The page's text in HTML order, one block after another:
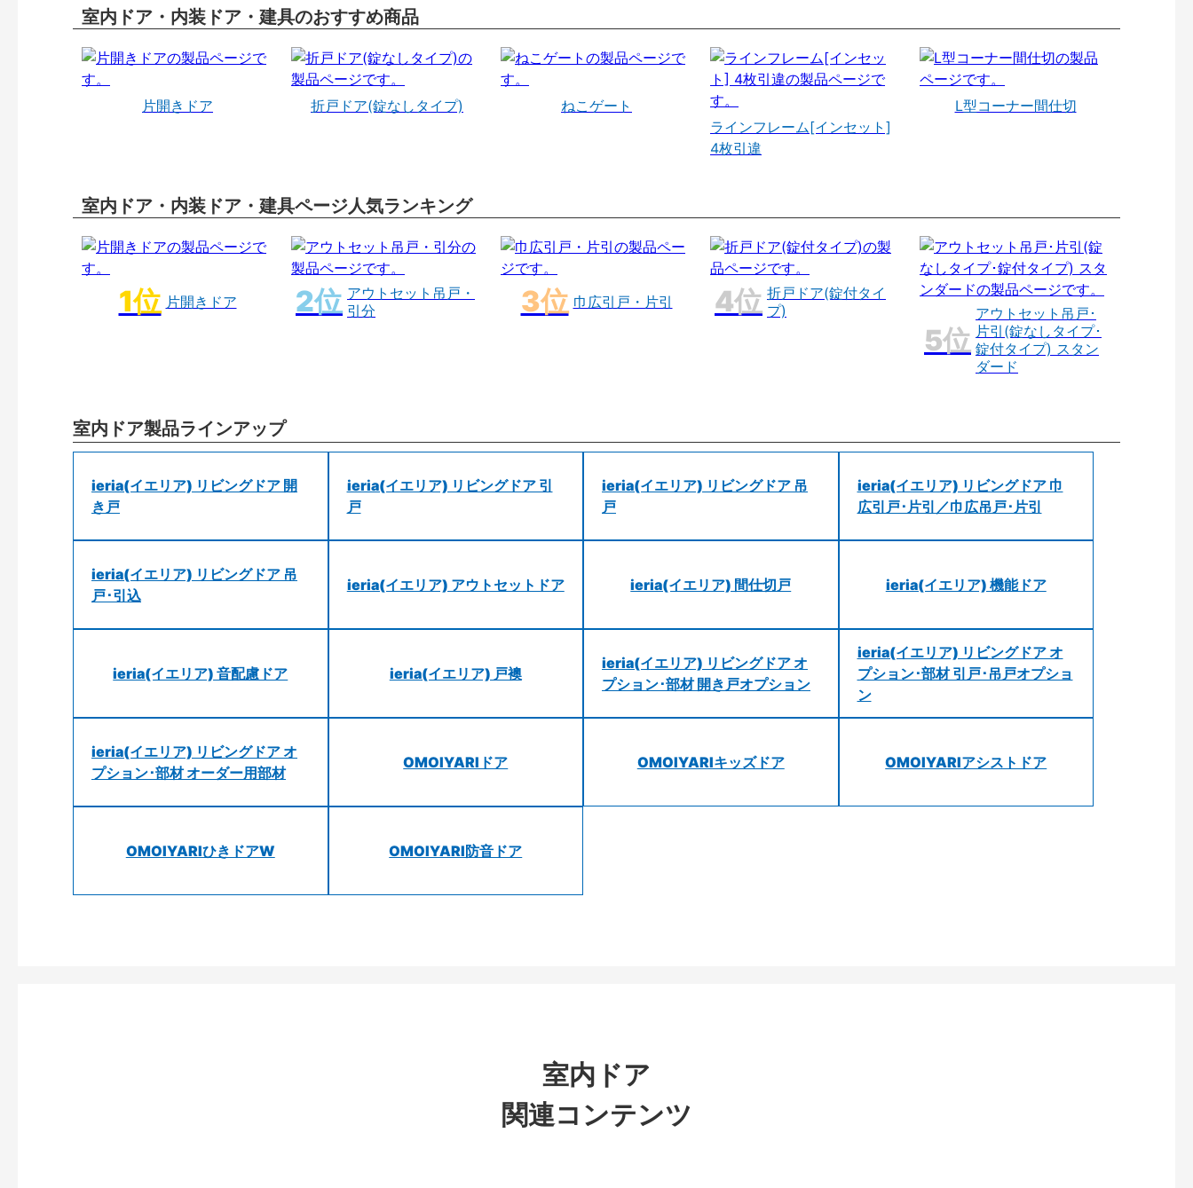
室内ドア・内装ドア・建具のおすすめ商品
片開きドア 折戸ドア(錠なしタイプ)
ねこゲート
ラインフレーム[インセット]
4枚引違
L型コーナー間仕切
室内ドア・内装ドア・建具ページ人気ランキング
片開きドア
アウトセット吊戸・
引分
巾広引戸・片引
折戸ドア(錠付タイ
プ)
アウトセット吊戸･
片引(錠なしタイプ･
錠付タイプ) スタン
ダード
室内ドア製品ラインアップ
ieria(イエリア) リビングドア 開
き戸
ieria(イエリア) リビングドア 引
戸
ieria(イエリア) リビングドア 吊
戸
ieria(イエリア) リビングドア 巾
広引戸･片引／巾広吊戸･片引
ieria(イエリア) リビングドア 吊
戸･引込
ieria(イエリア) アウトセットドア ieria(イエリア) 間仕切戸 ieria(イエリア) 機能ドア
ieria(イエリア) 音配慮ドア ieria(イエリア) 戸襖
ieria(イエリア) リビングドア オ
プション･部材 開き戸オプション
ieria(イエリア) リビングドア オ
プション･部材 引戸･吊戸オプショ
ン
ieria(イエリア) リビングドア オ
プション･部材 オーダー用部材
OMOIYARIドア OMOIYARIキッズドア OMOIYARIアシストドア
OMOIYARIひきドアW OMOIYARI防音ドア
室内ドア
関連コンテンツ